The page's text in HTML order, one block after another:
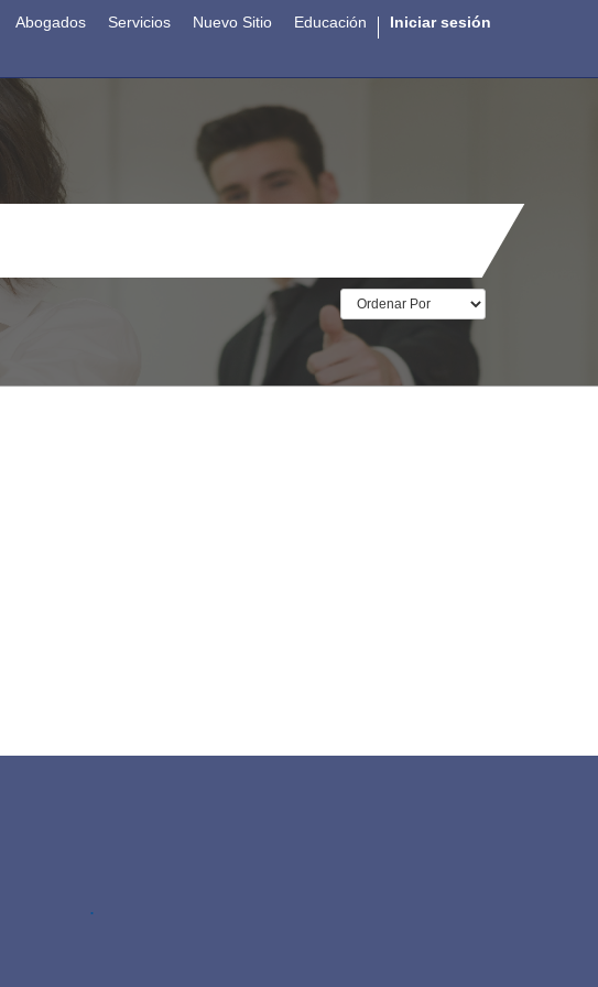
Abogados Servicios Nuevo Sitio Educación Iniciar sesión
.